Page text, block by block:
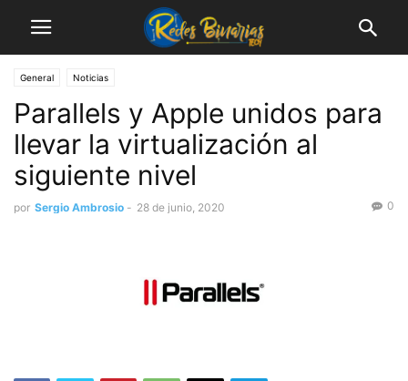
General Noticias
Parallels y Apple unidos para
llevar la virtualización al
siguiente nivel
por Sergio Ambrosio - 28 de junio, 2020 0